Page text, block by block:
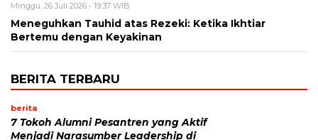
Minggu, 26 Juli 2026 - 19:37 WIB
Meneguhkan Tauhid atas Rezeki: Ketika Ikhtiar
Bertemu dengan Keyakinan
BERITA TERBARU
berita
7 Tokoh Alumni Pesantren yang Aktif
Menjadi Narasumber Leadership di